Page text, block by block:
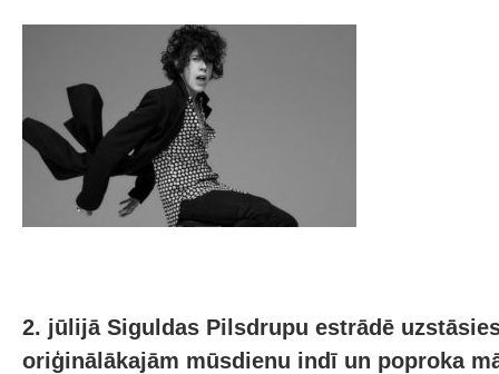
2. jūlijā Siguldas Pilsdrupu estrādē
oriģinālākajām mūsdienu indī un poproka